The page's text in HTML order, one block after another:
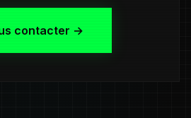
contacter →